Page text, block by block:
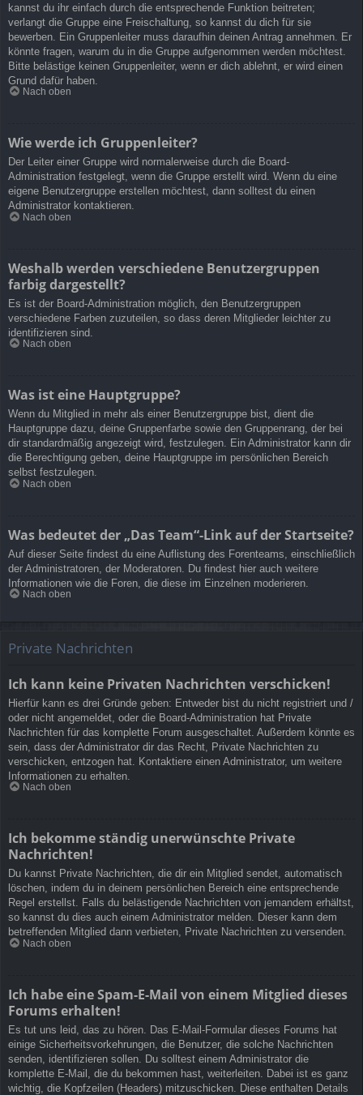
kannst du ihr einfach durch die entsprechende Funktion beitreten;
verlangt die Gruppe eine Freischaltung, so kannst du dich für sie
bewerben. Ein Gruppenleiter muss daraufhin deinen Antrag annehmen. Er
könnte fragen, warum du in die Gruppe aufgenommen werden möchtest.
Bitte belästige keinen Gruppenleiter, wenn er dich ablehnt, er wird einen
Grund dafür haben.
Nach oben
Wie werde ich Gruppenleiter?
Der Leiter einer Gruppe wird normalerweise durch die Board-
Administration festgelegt, wenn die Gruppe erstellt wird. Wenn du eine
eigene Benutzergruppe erstellen möchtest, dann solltest du einen
Administrator kontaktieren.
Nach oben
Weshalb werden verschiedene Benutzergruppen
farbig dargestellt?
Es ist der Board-Administration möglich, den Benutzergruppen
verschiedene Farben zuzuteilen, so dass deren Mitglieder leichter zu
identifizieren sind.
Nach oben
Was ist eine Hauptgruppe?
Wenn du Mitglied in mehr als einer Benutzergruppe bist, dient die
Hauptgruppe dazu, deine Gruppenfarbe sowie den Gruppenrang, der bei
dir standardmäßig angezeigt wird, festzulegen. Ein Administrator kann dir
die Berechtigung geben, deine Hauptgruppe im persönlichen Bereich
selbst festzulegen.
Nach oben
Was bedeutet der „Das Team“-Link auf der Startseite?
Auf dieser Seite findest du eine Auflistung des Forenteams, einschließlich
der Administratoren, der Moderatoren. Du findest hier auch weitere
Informationen wie die Foren, die diese im Einzelnen moderieren.
Nach oben
Private Nachrichten
Ich kann keine Privaten Nachrichten verschicken!
Hierfür kann es drei Gründe geben: Entweder bist du nicht registriert und /
oder nicht angemeldet, oder die Board-Administration hat Private
Nachrichten für das komplette Forum ausgeschaltet. Außerdem könnte es
sein, dass der Administrator dir das Recht, Private Nachrichten zu
verschicken, entzogen hat. Kontaktiere einen Administrator, um weitere
Informationen zu erhalten.
Nach oben
Ich bekomme ständig unerwünschte Private
Nachrichten!
Du kannst Private Nachrichten, die dir ein Mitglied sendet, automatisch
löschen, indem du in deinem persönlichen Bereich eine entsprechende
Regel erstellst. Falls du belästigende Nachrichten von jemandem erhältst,
so kannst du dies auch einem Administrator melden. Dieser kann dem
betreffenden Mitglied dann verbieten, Private Nachrichten zu versenden.
Nach oben
Ich habe eine Spam-E-Mail von einem Mitglied dieses
Forums erhalten!
Es tut uns leid, das zu hören. Das E-Mail-Formular dieses Forums hat
einige Sicherheitsvorkehrungen, die Benutzer, die solche Nachrichten
senden, identifizieren sollen. Du solltest einem Administrator die
komplette E-Mail, die du bekommen hast, weiterleiten. Dabei ist es ganz
wichtig, die Kopfzeilen (Headers) mitzuschicken. Diese enthalten Details